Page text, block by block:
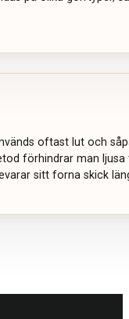
oftast lut och
förhindrar man
sitt forna skick